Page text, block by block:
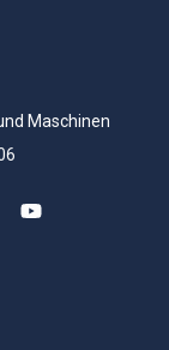
Maschinen